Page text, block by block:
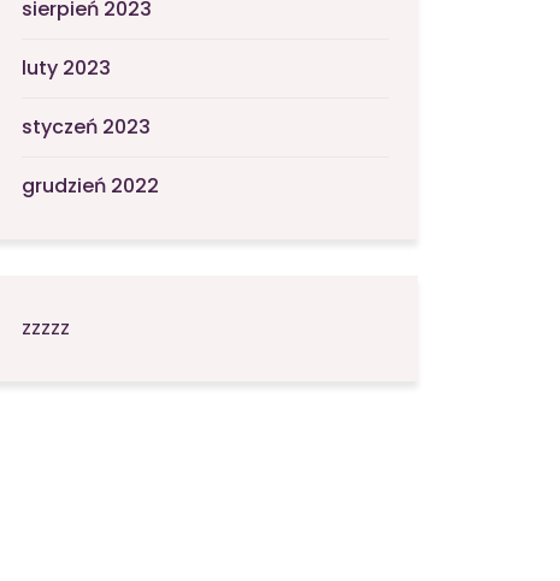
sierpień 2023
luty 2023
styczeń 2023
grudzień 2022
zzzzz